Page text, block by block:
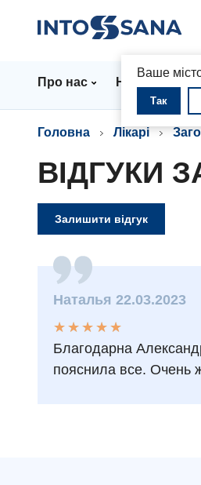
Ваше
Так
Про нас Напрямки
Головна Лікарі
ВІДГУКИ
Залишити відгук
Наталья 22.03.2023
★
★
★
★
★
★ ★ ★ ★ ★
Благодарна
пояснила все. Очень